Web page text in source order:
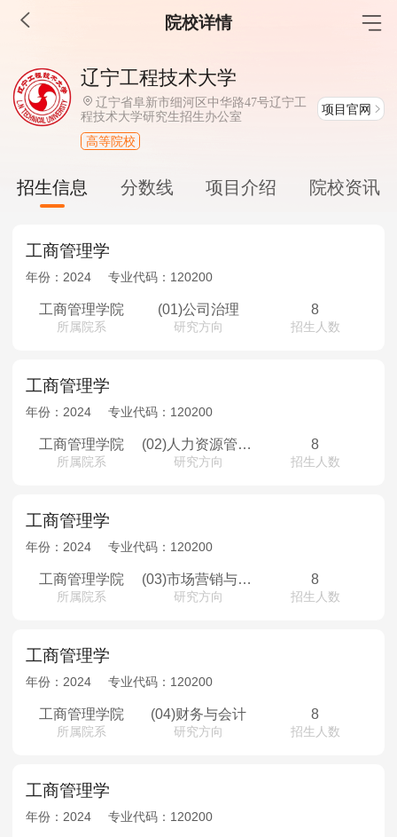
院校详情
MBA工商管理
院校库 考试报名 招生政策 学制学费
报名流程
考试真题
报考经验
MEM工程管理
考试真题
报考经验
院校库 考试报名 招生政策
报名流程
MPAcc会计专硕
院校库 考试报名 招生政策 学制学费
报名流程
考试真题
报考经验 招生简章
MTA旅游管理
院校库 考试报名 招生政策
考试真题
报考经验 招生简章
辽宁工程技术大学
辽宁省阜新市细河区中华路47号辽宁工
程技术大学研究生招生办公室
项目官网
高等院校
招生信息 分数线 项目介绍 院校资讯
工商管理学
年份： 2024 专业代码： 120200
工商管理学院
所属院系
(01)公司治理
研究方向
8
招生人数
工商管理学
年份： 2024 专业代码： 120200
工商管理学院
所属院系
(02)人力资源管理与组织行为
研究方向
8
招生人数
工商管理学
年份： 2024 专业代码： 120200
工商管理学院
所属院系
(03)市场营销与电子商务
研究方向
8
招生人数
工商管理学
年份： 2024 专业代码： 120200
工商管理学院
所属院系
(04)财务与会计
研究方向
8
招生人数
工商管理学
年份： 2024 专业代码： 120200